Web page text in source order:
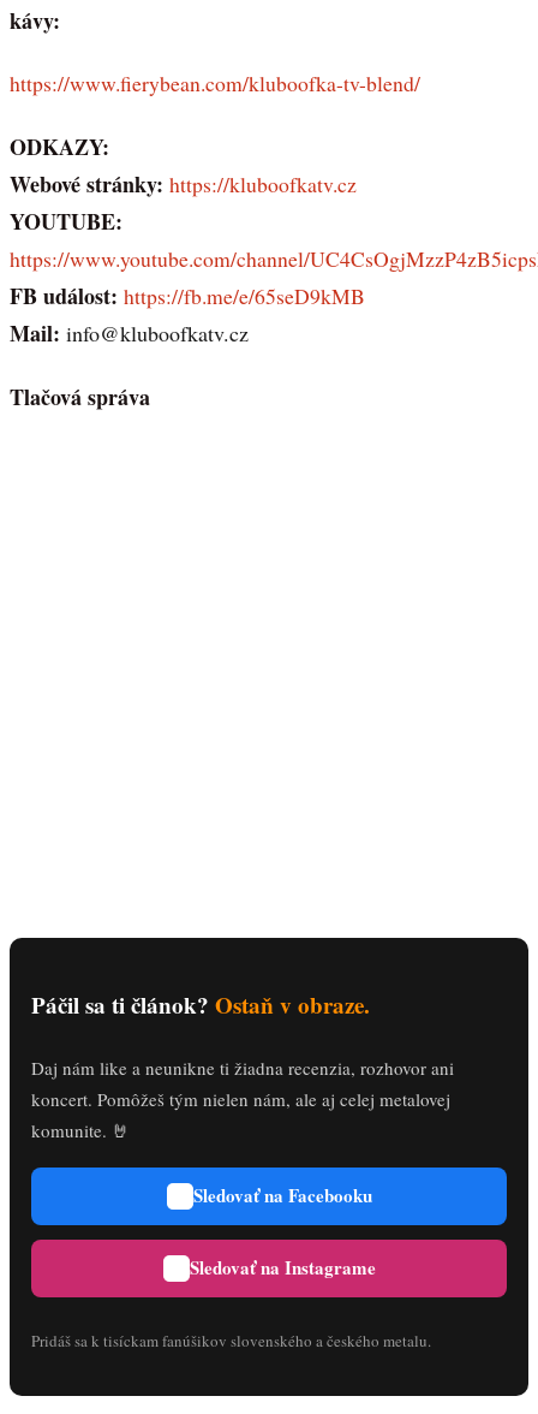
kávy:
https://www.fierybean.com/kluboofka-tv-blend/
ODKAZY:
Webové stránky: https://kluboofkatv.cz
YOUTUBE:
https://www.youtube.com/channel/
FB událost: https://fb.me/e/65seD9kMB
Mail: info@kluboofkatv.cz
Tlačová správa
Páčil sa ti článok? Ostaň v obraze.
Daj nám like a neunikne ti žiadna recenzia, rozhovor ani
koncert. Pomôžeš tým nielen nám, ale aj celej metalovej
komunite. 🤘
Sledovať na Facebooku
Sledovať na Instagrame
Pridáš sa k tisíckam fanúšikov slovenského a českého metalu.